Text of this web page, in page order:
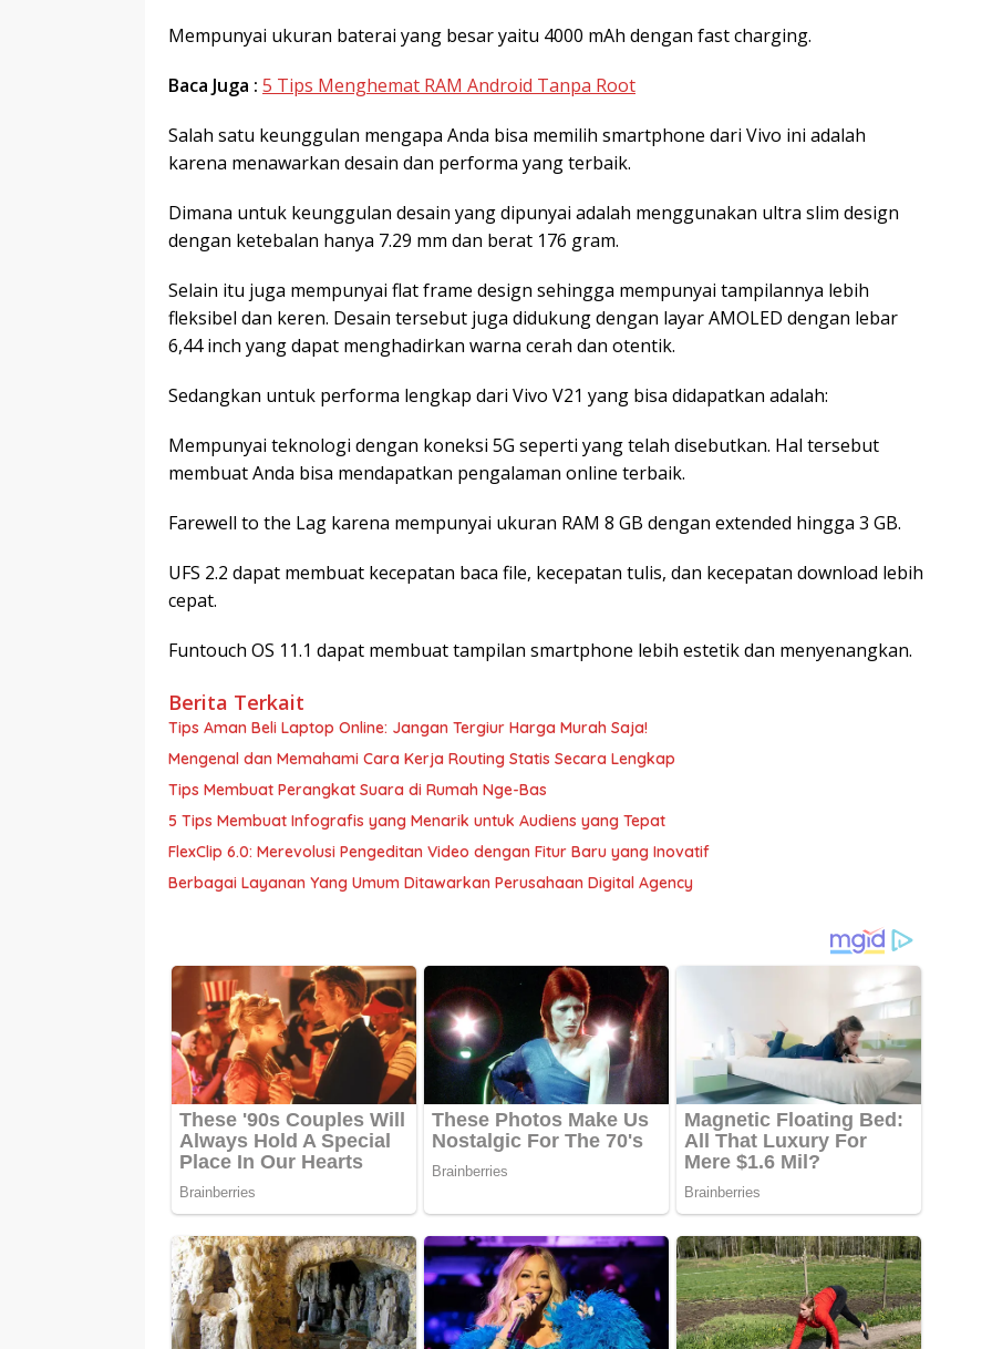
Mempunyai ukuran baterai yang besar yaitu 4000 mAh dengan fast charging.
Baca Juga : 5 Tips Menghemat RAM Android Tanpa Root
Salah satu keunggulan mengapa Anda bisa memilih smartphone dari Vivo ini adalah
karena menawarkan desain dan performa yang terbaik.
Dimana untuk keunggulan desain yang dipunyai adalah menggunakan ultra slim design
dengan ketebalan hanya 7.29 mm dan berat 176 gram.
Selain itu juga mempunyai flat frame design sehingga mempunyai tampilannya lebih
fleksibel dan keren. Desain tersebut juga didukung dengan layar AMOLED dengan lebar
6,44 inch yang dapat menghadirkan warna cerah dan otentik.
Sedangkan untuk performa lengkap dari Vivo V21 yang bisa didapatkan adalah:
Mempunyai teknologi dengan koneksi 5G seperti yang telah disebutkan. Hal tersebut
membuat Anda bisa mendapatkan pengalaman online terbaik.
Farewell to the Lag karena mempunyai ukuran RAM 8 GB dengan extended hingga 3 GB.
UFS 2.2 dapat membuat kecepatan baca file, kecepatan tulis, dan kecepatan download lebih
cepat.
Funtouch OS 11.1 dapat membuat tampilan smartphone lebih estetik dan menyenangkan.
Berita Terkait
Tips Aman Beli Laptop Online: Jangan Tergiur Harga Murah Saja!
Mengenal dan Memahami Cara Kerja Routing Statis Secara Lengkap
Tips Membuat Perangkat Suara di Rumah Nge-Bas
5 Tips Membuat Infografis yang Menarik untuk Audiens yang Tepat
FlexClip 6.0: Merevolusi Pengeditan Video dengan Fitur Baru yang Inovatif
Berbagai Layanan Yang Umum Ditawarkan Perusahaan Digital Agency